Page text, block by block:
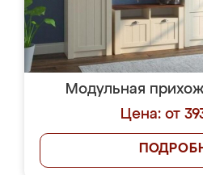
Модульная
Цена: от